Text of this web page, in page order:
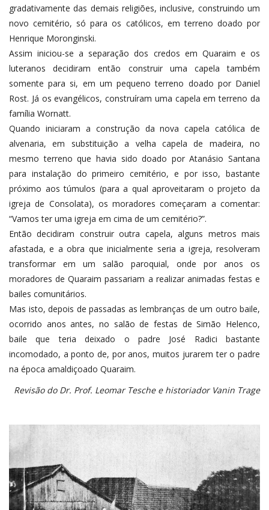
gradativamente das demais religiões, inclusive, construindo um
novo cemitério, só para os católicos, em terreno doado por
Henrique Moronginski.
Assim iniciou-se a separação dos credos em Quaraim e os
luteranos decidiram então construir uma capela também
somente para si, em um pequeno terreno doado por Daniel
Rost. Já os evangélicos, construíram uma capela em terreno da
família Wornatt.
Quando iniciaram a construção da nova capela católica de
alvenaria, em substituição a velha capela de madeira, no
mesmo terreno que havia sido doado por Atanásio Santana
para instalação do primeiro cemitério, e por isso, bastante
próximo aos túmulos (para a qual aproveitaram o projeto da
igreja de Consolata), os moradores começaram a comentar:
“Vamos ter uma igreja em cima de um cemitério?”.
Então decidiram construir outra capela, alguns metros mais
afastada, e a obra que inicialmente seria a igreja, resolveram
transformar em um salão paroquial, onde por anos os
moradores de Quaraim passariam a realizar animadas festas e
bailes comunitários.
Mas isto, depois de passadas as lembranças de um outro baile,
ocorrido anos antes, no salão de festas de Simão Helenco,
baile que teria deixado o padre José Radici bastante
incomodado, a ponto de, por anos, muitos jurarem ter o padre
na época amaldiçoado Quaraim.
Revisão do Dr. Prof. Leomar Tesche e historiador Vanin Trage